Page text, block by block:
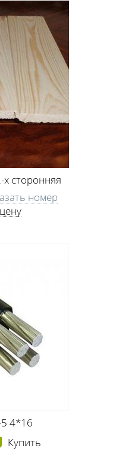
из первых аспектов, на
это финансовое
материалов.
ламинат и паркет, двери
а также важные
крепежи и т. д.) – все эти
качественными, но и
вызвали специалиста,
же стремглав бежать в
двери, окна, кирпич,
лишние деньги на
и надежными
же действовать в такой
со специалистами. Если вы
поинтересуйтесь их
окна и
и в какие дни недели
продаются на базе с
с удовольствием
и посоветуют, где лучше
в качестве вагонки,
отделочных материалов.
окна или
где лучше
просить совета у
краску, гвозди, скобы,
самостоятельно.
х сторонняя
номер
4*16
Купить